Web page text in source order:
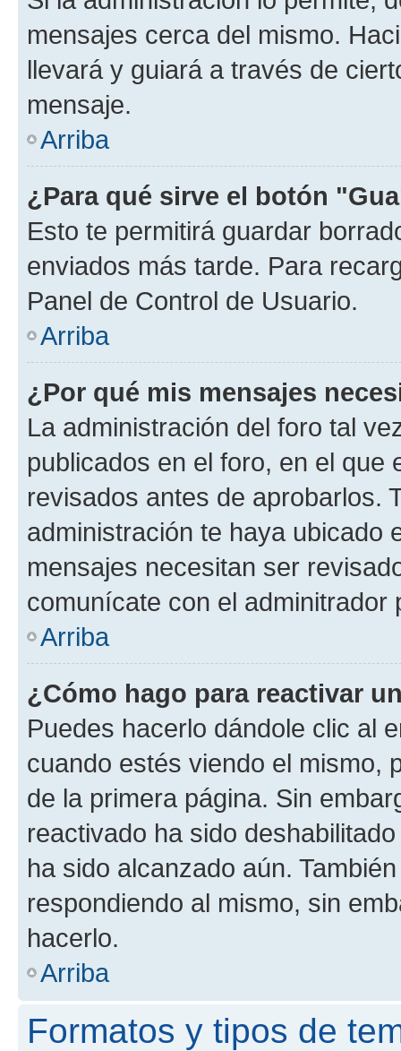
mensajes cerca del mismo.
llevará y guiará a través de
mensaje.
Arriba
¿Para qué sirve el botón
Esto te permitirá guardar
enviados más tarde. Para
Panel de Control de Usuario.
Arriba
¿Por qué mis mensajes
La administración del foro tal
publicados en el foro, en el
revisados antes de aprobarlos.
administración te haya ubicado
mensajes necesitan ser
comunícate con el
Arriba
¿Cómo hago para reactivar
Puedes hacerlo dándole clic al
cuando estés viendo el mismo,
de la primera página. Sin
reactivado ha sido
ha sido alcanzado aún.
respondiendo al mismo, sin
hacerlo.
Arriba
Formatos y tipos de